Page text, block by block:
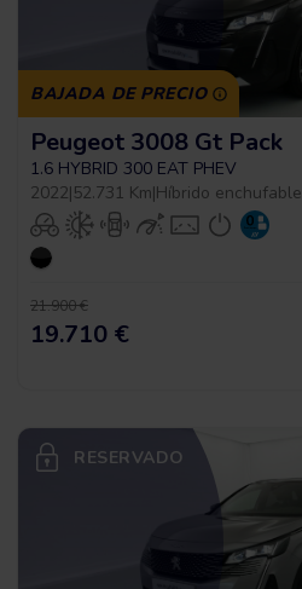
BAJADA DE PRECIO
Peugeot 3008 Gt Pack
1.6 HYBRID 300 EAT PHEV
2022|52.731 Km|Híbrido enchufable
21.900 €
19.710 €
RESERVADO